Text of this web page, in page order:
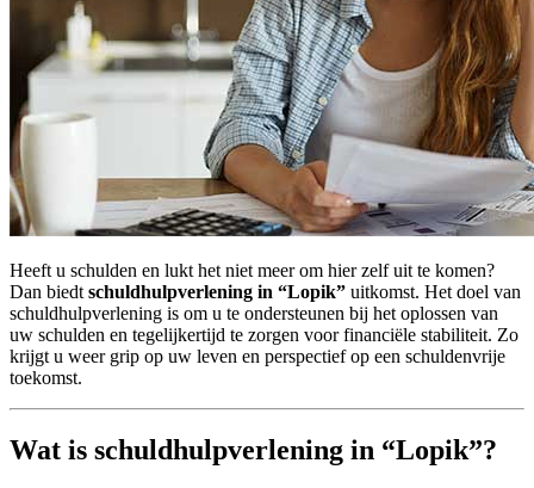
Heeft u schulden en lukt het niet meer om hier zelf uit te komen?
Dan biedt schuldhulpverlening in “Lopik” uitkomst. Het doel van
schuldhulpverlening is om u te ondersteunen bij het oplossen van
uw schulden en tegelijkertijd te zorgen voor financiële stabiliteit. Zo
krijgt u weer grip op uw leven en perspectief op een schuldenvrije
toekomst.
Wat is schuldhulpverlening in “Lopik”?